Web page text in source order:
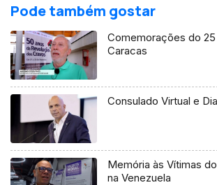
Pode também gostar
Comemorações do
Caracas
Consulado Virtual e
Memória às Vítimas
na Venezuela